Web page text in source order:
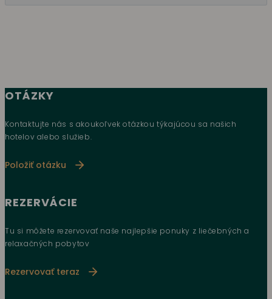
OTÁZKY
Kontaktujte nás s akoukoľvek otázkou týkajúcou sa našich
hotelov alebo služieb.
Položiť otázku
REZERVÁCIE
Tu si môžete rezervovať naše najlepšie ponuky z liečebných a
relaxačných pobytov
Rezervovať teraz